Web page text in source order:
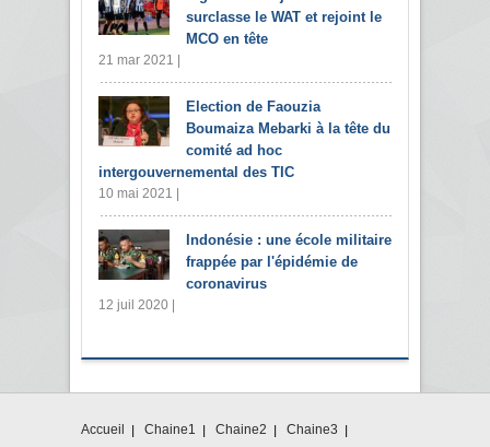
surclasse le WAT et rejoint le
MCO en tête
21 mar 2021 |
Election de Faouzia
Boumaiza Mebarki à la tête du
comité ad hoc
intergouvernemental des TIC
10 mai 2021 |
Indonésie : une école militaire
frappée par l'épidémie de
coronavirus
12 juil 2020 |
Accueil Chaine1 Chaine2 Chaine3